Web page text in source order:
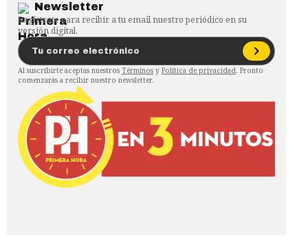
Newsletter
Regístrate para recibir a tu email nuestro periódico en su
versión digital.
Al suscribirte aceptas nuestros Términos y Política de privacidad. Pronto
comenzarás a recibir nuestro newsletter.